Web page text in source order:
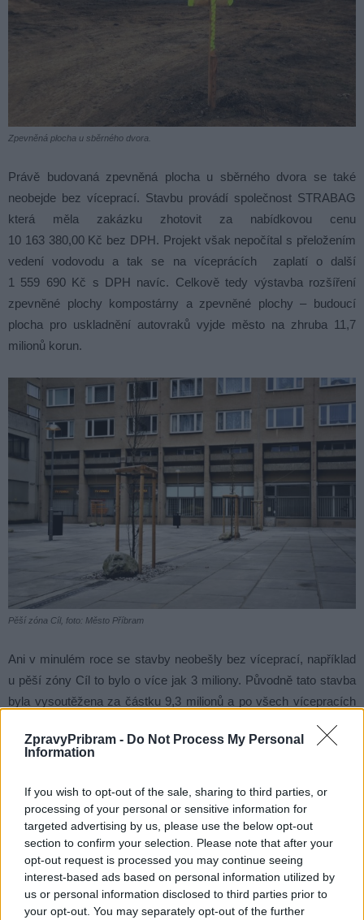
ZpravyPribram - Do Not Process My Personal
Information
If you wish to opt-out of the sale, sharing to third parties, or
processing of your personal or sensitive information for
targeted advertising by us, please use the below opt-out
section to confirm your selection. Please note that after your
opt-out request is processed you may continue seeing
interest-based ads based on personal information utilized by
us or personal information disclosed to third parties prior to
your opt-out. You may separately opt-out of the further
Zpevněná plocha u sběrného dvora.
Právě budovaná zpevněná plocha u sběrného dvora se také
neobejde bez víceprací. Stavbu provádí společnost STRABAG
která měla zakázku zhotovit za nabídkovou cenu
10 163 380,00 Kč bez DPH. Projekt však nepočítal s přeložením
vedení vodovodu a tak se na víceprácích zaplatí o další
1 559 690 Kč s DPH navíc. Celkově tedy výstavba rozšíření
zpevněné plochy kompostárny a zpevněné plochy – budoucí
plocha pro uskladnění autovraků vyjde město na zhruba 11,7
milionů korun.
Pěší zóna Cíl, foto: Město Příbram
Ani v minulém roce se stavby neobešly bez víceprací, například
u pěší zóny Cíl to bylo o více jak 3 miliony. Původně tato stavba
byla vysoutěžena za částku 9,3 milionů a po všech vícepracích
rekonstrukce hlediště Divadla Antonína Dvořáka, kde cena oproti
původní částce vzrostla o více jek milion korun. Podobně to bylo
i u zakázky rekonstrukce ulice Orlov – Hájetina, kde vícepráce
dělaly také více jak milion korun.
Bohužel jen u mála staveb a rekonstrukcí se vedení města daří
dílo dokončit za původně vysoutěženou cenu.